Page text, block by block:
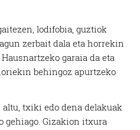
lodifobia, guztiok
zerbait dala eta horrekin
garaia da eta
behingoz apurtzeko
altu, txiki edo dena delakuak
gehiago. Gizakion itxura